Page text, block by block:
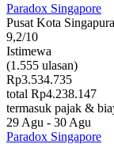
Paradox Singapore
Pusat Kota Singapura
9,2/10
Istimewa
(1.555 ulasan)
Rp3.534.735
total Rp4.238.147
termasuk pajak &
29 Agu - 30 Agu
Paradox Singapore